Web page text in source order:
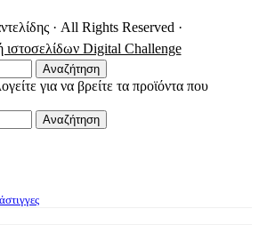
· All Rights Reserved ·
ιστοσελίδων Digital Challenge
Αναζήτηση
για να βρείτε τα προϊόντα που
Αναζήτηση